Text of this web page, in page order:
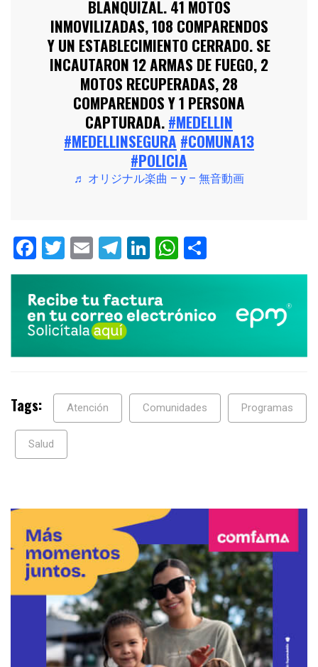
BLANQUIZAL. 41 MOTOS
INMOVILIZADAS, 108 COMPARENDOS
Y UN ESTABLECIMIENTO CERRADO. SE
INCAUTARON 12 ARMAS DE FUEGO, 2
MOTOS RECUPERADAS, 28
COMPARENDOS Y 1 PERSONA
CAPTURADA.#MEDELLIN
#MEDELLINSEGURA #COMUNA13
#POLICIA
♬ オリジナル楽曲 – y – 無音動画
Facebook
Twitter
EmailTelegram
LinkedIn
WhatsApp
Tags: Atención Comunidades Programas
Salud